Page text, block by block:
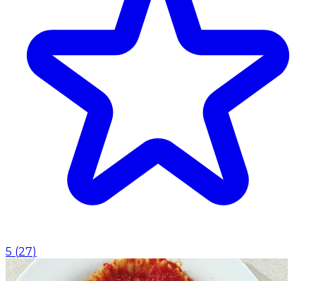
5 (27)